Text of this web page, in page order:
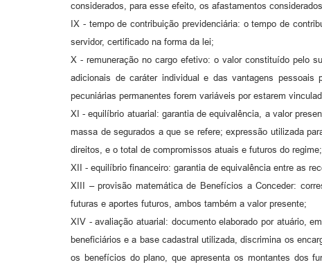
considerados, para esse efeito, os afastamentos
IX - tempo de contribuição previdenciária: o tempo de
servidor, certificado na forma da lei;
X - remuneração no cargo efetivo: o valor constituído pelo
adicionais de caráter individual e das vantagens
pecuniárias permanentes forem variáveis por estarem
XI - equilíbrio atuarial: garantia de equivalência, a valor
massa de segurados a que se refere; expressão utilizada
direitos, e o total de compromissos atuais e futuros do regime;
XII - equilíbrio financeiro: garantia de equivalência entre as
XIII – provisão matemática de Benefícios a Conceder:
futuras e aportes futuros, ambos também a valor presente;
XIV - avaliação atuarial: documento elaborado por atuário,
beneficiários e a base cadastral utilizada, discrimina os
os benefícios do plano, que apresenta os montantes dos